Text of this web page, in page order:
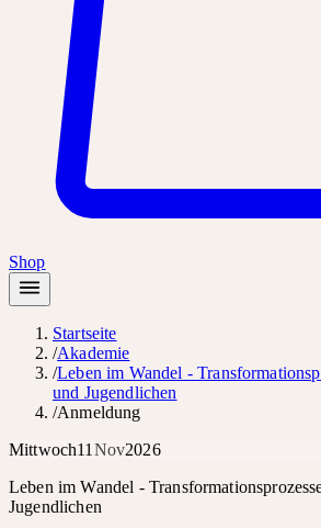
Shop
Startseite
/Akademie
/Leben im Wandel -
und Jugendlichen
/Anmeldung
Mittwoch11 Nov2026
Leben im Wandel -
Jugendlichen